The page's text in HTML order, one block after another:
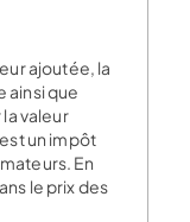
ajoutée, la
ainsi que
valeur
un impôt
En
le prix des